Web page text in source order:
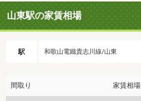
山東駅の家賃相場
駅 和歌山電鐵貴志川線/山東
間取り 家賃相場